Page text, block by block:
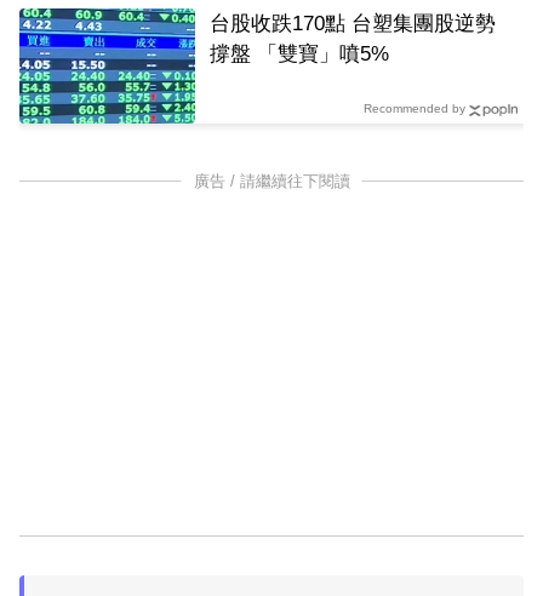
台股收跌170點 台塑集團股逆勢
撐盤 「雙寶」噴5%
Recommended by
廣告 / 請繼續往下閱讀